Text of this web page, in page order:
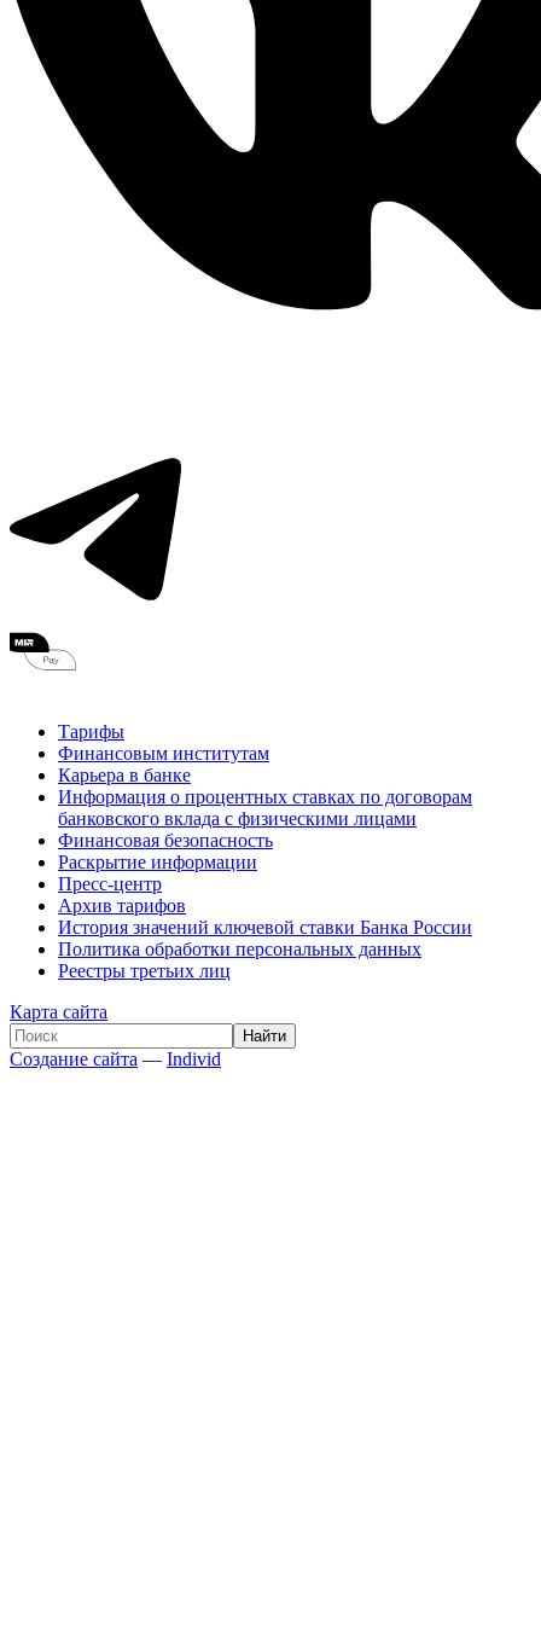
Тарифы
Финансовым институтам
Карьера в банке
Информация о процентных ставках по договорам
банковского вклада с физическими лицами
Финансовая безопасность
Раскрытие информации
Пресс-центр
Архив тарифов
История значений ключевой ставки Банка России
Политика обработки персональных данных
Реестры третьих лиц
Карта сайта
Создание сайта — Individ